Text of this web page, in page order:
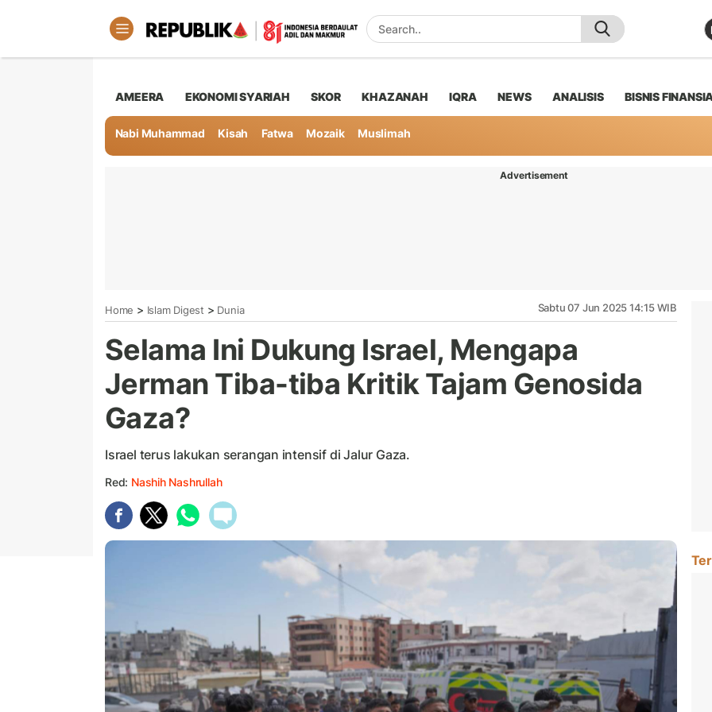
AMEERA EKONOMI SYARIAH SKOR KHAZANAH IQRA NEWS ANALISIS BISNIS
Nabi Muhammad Kisah Fatwa Mozaik Muslimah
Advertisement
Home > Islam Digest > Dunia Sabtu 07 Jun 2025 14:15 WIB
Selama Ini Dukung Israel, Mengapa
Jerman Tiba-tiba Kritik Tajam Genosida
Gaza?
Israel terus lakukan serangan intensif di Jalur Gaza.
Red: Nashih Nashrullah